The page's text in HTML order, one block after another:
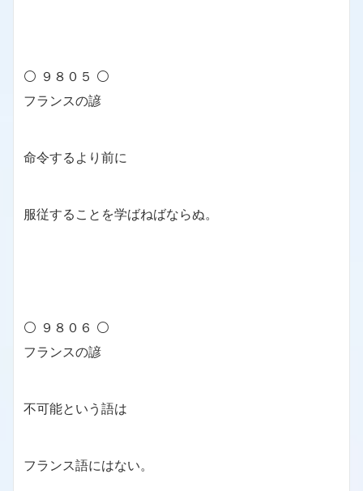
⚪ ９８０５ ⚪
フランスの諺
命令するより前に
服従することを学ばねばならぬ。
⚪ ９８０６ ⚪
フランスの諺
不可能という語は
フランス語にはない。